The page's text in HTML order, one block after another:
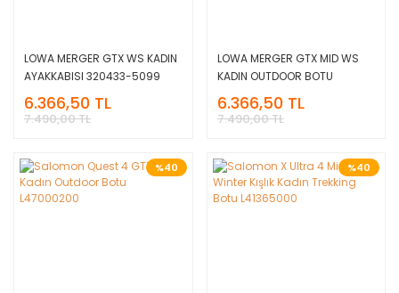
LOWA MERGER GTX WS KADIN
AYAKKABISI 320433-5099
6.366,50 TL
7.490,00 TL
LOWA MERGER GTX MID WS
KADIN OUTDOOR BOTU
6.366,50 TL
7.490,00 TL
%40 %40